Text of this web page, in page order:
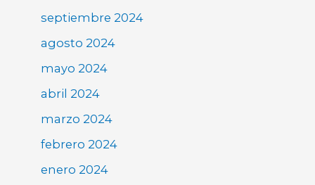
septiembre 2024
agosto 2024
mayo 2024
abril 2024
marzo 2024
febrero 2024
enero 2024